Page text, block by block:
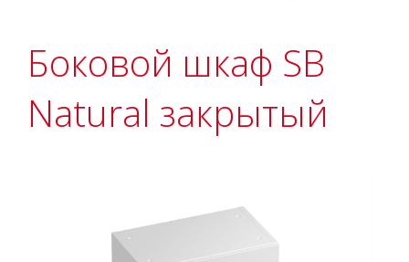
Боковой шкаф SB
Natural закрытый